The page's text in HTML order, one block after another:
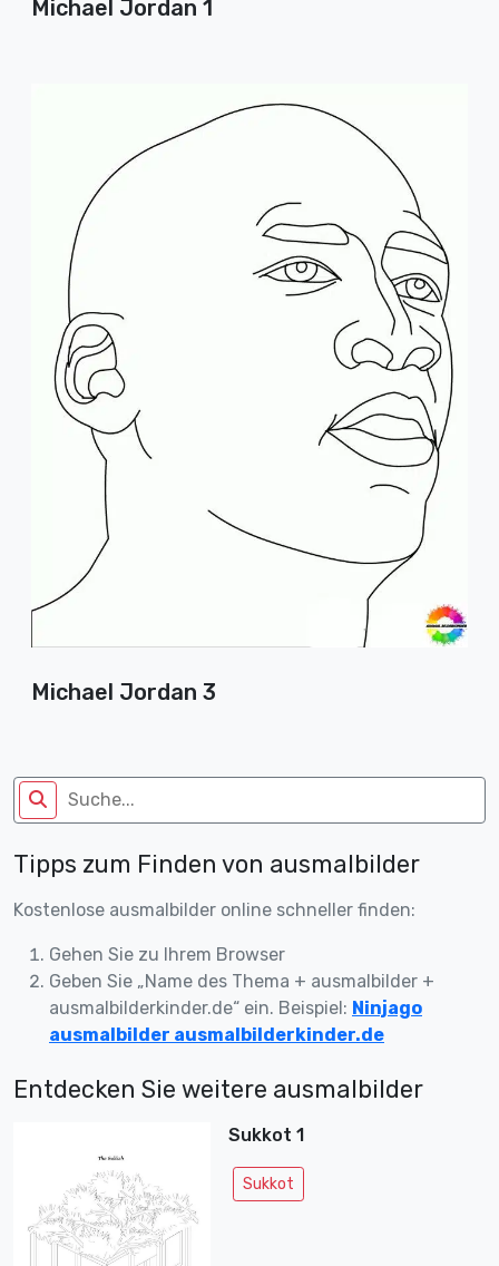
Michael Jordan 1
Michael Jordan 3
Tipps zum Finden von ausmalbilder
Kostenlose ausmalbilder online schneller finden:
Gehen Sie zu Ihrem Browser
Geben Sie „Name des Thema + ausmalbilder +
ausmalbilderkinder.de“ ein. Beispiel: Ninjago
ausmalbilder ausmalbilderkinder.de
Entdecken Sie weitere ausmalbilder
Sukkot 1
Sukkot